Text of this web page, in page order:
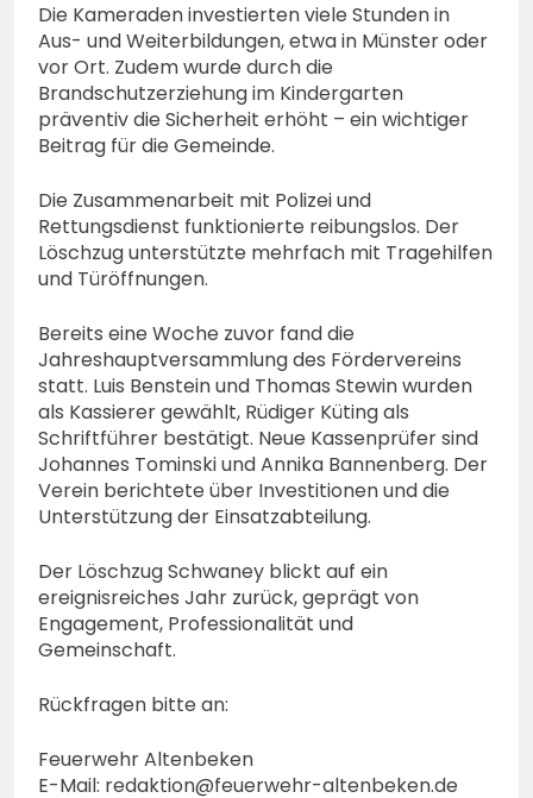
Die Kameraden investierten viele Stunden in
Aus- und Weiterbildungen, etwa in Münster oder
vor Ort. Zudem wurde durch die
Brandschutzerziehung im Kindergarten
präventiv die Sicherheit erhöht – ein wichtiger
Beitrag für die Gemeinde.
Die Zusammenarbeit mit Polizei und
Rettungsdienst funktionierte reibungslos. Der
Löschzug unterstützte mehrfach mit Tragehilfen
und Türöffnungen.
Bereits eine Woche zuvor fand die
Jahreshauptversammlung des Fördervereins
statt. Luis Benstein und Thomas Stewin wurden
als Kassierer gewählt, Rüdiger Küting als
Schriftführer bestätigt. Neue Kassenprüfer sind
Johannes Tominski und Annika Bannenberg. Der
Verein berichtete über Investitionen und die
Unterstützung der Einsatzabteilung.
Der Löschzug Schwaney blickt auf ein
ereignisreiches Jahr zurück, geprägt von
Engagement, Professionalität und
Gemeinschaft.
Rückfragen bitte an:
Feuerwehr Altenbeken
E-Mail: redaktion@feuerwehr-altenbeken.de